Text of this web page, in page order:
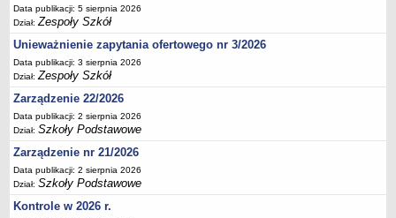
Majątek
Godziny dyżurów
Zarządzenia
Kontrole
Rejestry, ewidencje, archiwa
Sprawozdania
Deklaracja dostępności
PORADNIE PSYCHOLOGICZNO-PEDAGOGICZNE
Zespół Poradni
Data publikacji: 5 sierpnia 2026
Dział:Zespoły Szkół
Unieważnienie zapytania ofertowego nr 3/2026
Data publikacji: 3 sierpnia 2026
Dział:Zespoły Szkół
Zarządzenie 22/2026
Data publikacji: 2 sierpnia 2026
Dział:Szkoły Podstawowe
Zarządzenie nr 21/2026
Data publikacji: 2 sierpnia 2026
Dział:Szkoły Podstawowe
Kontrole w 2026 r.